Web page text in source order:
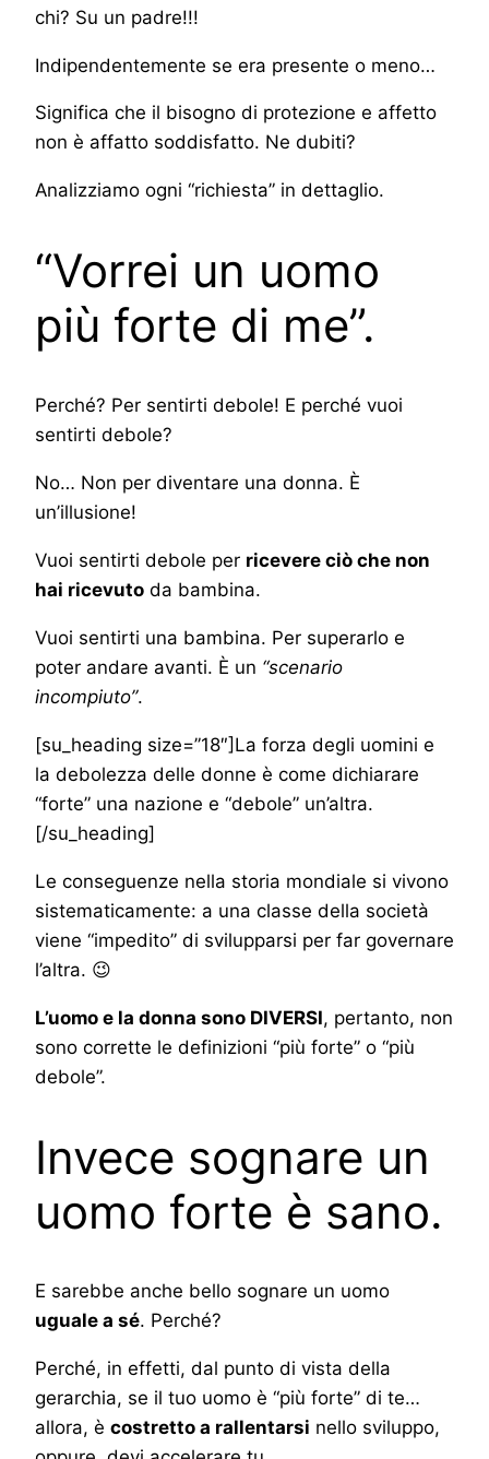
chi? Su un padre!!!
Indipendentemente se era presente o meno…
Significa che il bisogno di protezione e affetto
non è affatto soddisfatto. Ne dubiti?
Analizziamo ogni “richiesta” in dettaglio.
“Vorrei un uomo
più forte di me”.
Perché? Per sentirti debole! E perché vuoi
sentirti debole?
No… Non per diventare una donna. È
un’illusione!
Vuoi sentirti debole per ricevere ciò che non
hai ricevuto da bambina.
Vuoi sentirti una bambina. Per superarlo e
poter andare avanti. È un “scenario
incompiuto”.
[su_heading size=”18″]La forza degli uomini e
la debolezza delle donne è come dichiarare
“forte” una nazione e “debole” un’altra.
[/su_heading]
Le conseguenze nella storia mondiale si vivono
sistematicamente: a una classe della società
viene “impedito” di svilupparsi per far governare
l’altra. 😉
L’uomo e la donna sono DIVERSI, pertanto, non
sono corrette le definizioni “più forte” o “più
debole”.
Invece sognare un
uomo forte è sano.
E sarebbe anche bello sognare un uomo
uguale a sé. Perché?
Perché, in effetti, dal punto di vista della
gerarchia, se il tuo uomo è “più forte” di te…
allora, è costretto a rallentarsi nello sviluppo,